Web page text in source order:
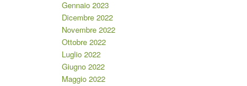
Gennaio 2023
Dicembre 2022
Novembre 2022
Ottobre 2022
Luglio 2022
Giugno 2022
Maggio 2022